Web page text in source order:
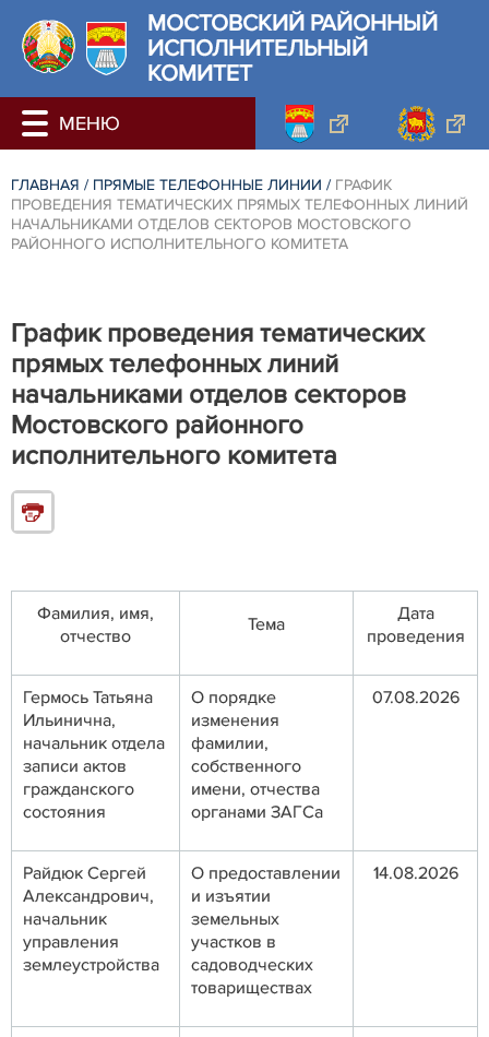
МОСТОВСКИЙ РАЙОННЫЙ
ИСПОЛНИТЕЛЬНЫЙ
КОМИТЕТ
ГЛАВНАЯ / ПРЯМЫЕ ТЕЛЕФОННЫЕ ЛИНИИ / ГРАФИК
ПРОВЕДЕНИЯ ТЕМАТИЧЕСКИХ ПРЯМЫХ ТЕЛЕФОННЫХ ЛИНИЙ
НАЧАЛЬНИКАМИ ОТДЕЛОВ СЕКТОРОВ МОСТОВСКОГО
РАЙОННОГО ИСПОЛНИТЕЛЬНОГО КОМИТЕТА
График проведения тематических
прямых телефонных линий
начальниками отделов секторов
Мостовского районного
исполнительного комитета
Фамилия, имя,
отчество
Тема
Дата
проведения
Гермось Татьяна
Ильинична,
начальник отдела
записи актов
гражданского
состояния
О порядке
изменения
фамилии,
собственного
имени, отчества
органами ЗАГСа
07.08.2026
Райдюк Сергей
Александрович,
начальник
управления
землеустройства
О предоставлении
и изъятии
земельных
участков в
садоводческих
товариществах
14.08.2026